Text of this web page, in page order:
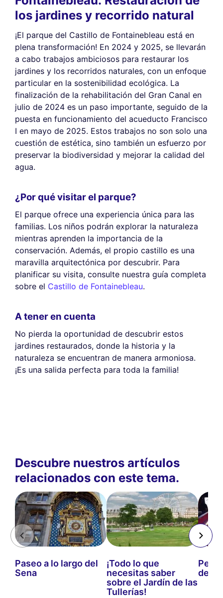
los jardines y recorrido natural
¡El parque del Castillo de Fontainebleau está en
plena transformación! En 2024 y 2025, se llevarán
a cabo trabajos ambiciosos para restaurar los
jardines y los recorridos naturales, con un enfoque
particular en la sostenibilidad ecológica. La
finalización de la rehabilitación del Gran Canal en
julio de 2024 es un paso importante, seguido de la
puesta en funcionamiento del acueducto Francisco
I en mayo de 2025. Estos trabajos no son solo una
cuestión de estética, sino también un esfuerzo por
preservar la biodiversidad y mejorar la calidad del
agua.
¿Por qué visitar el parque?
El parque ofrece una experiencia única para las
familias. Los niños podrán explorar la naturaleza
mientras aprenden la importancia de la
conservación. Además, el propio castillo es una
maravilla arquitectónica por descubrir. Para
planificar su visita, consulte nuestra guía completa
sobre el Castillo de Fontainebleau.
A tener en cuenta
No pierda la oportunidad de descubrir estos
jardines restaurados, donde la historia y la
naturaleza se encuentran de manera armoniosa.
¡Es una salida perfecta para toda la familia!
Descubre nuestros artículos
relacionados con este tema.
Paseo a lo largo del
Sena
¡Todo lo que
necesitas saber
sobre el Jardín de las
Tullerías!
de